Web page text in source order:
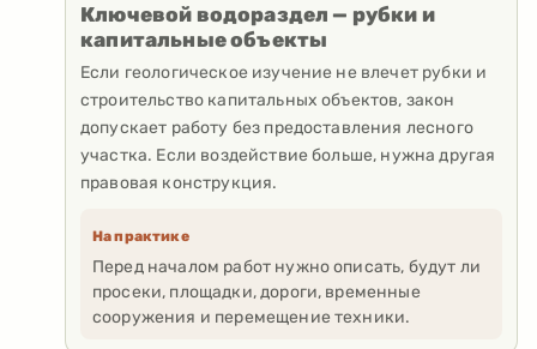
Ключевой водораздел — рубки и
капитальные объекты
Если геологическое изучение не влечет рубки и
строительство капитальных объектов, закон
допускает работу без предоставления лесного
участка. Если воздействие больше, нужна другая
правовая конструкция.
На практике
Перед началом работ нужно описать, будут ли
просеки, площадки, дороги, временные
сооружения и перемещение техники.